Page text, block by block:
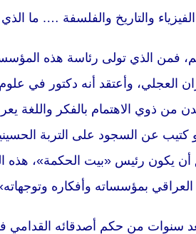
والتاريخ والفلسفة …. ما
فمن الذي تولى رئاسة هذه
العجلي، وأعتقد أنه دكتور في علوم
من ذوي الاهتمام بالفكر واللغة
كتيب عن السجود على التربة
أن يكون رئيس «بيت الحكمة»، هذه
بمؤسساته وأفكاره
سنوات من حكم أصدقائه